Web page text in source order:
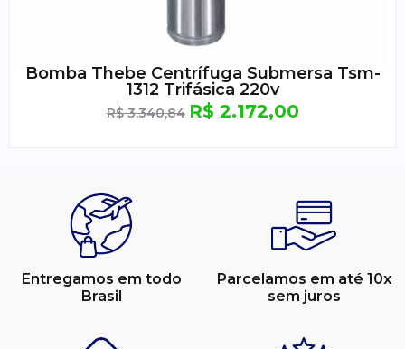
Bomba Thebe Centrífuga Submersa Tsm-
1312 Trifásica 220v
R$3.340,84 R$2.172,00
Entregamos em todo
Brasil
Parcelamos em até 10x
sem juros